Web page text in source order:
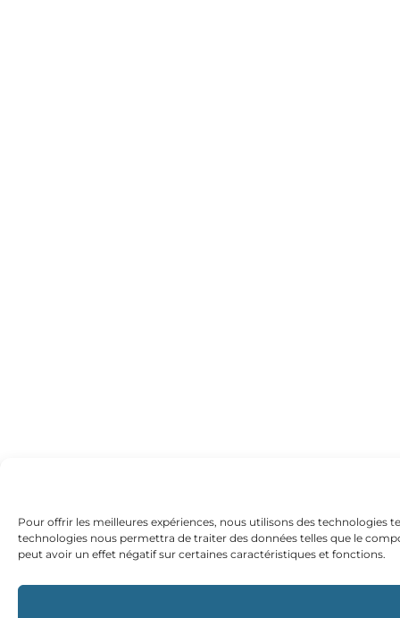
Pour offrir les meilleures expériences, nous utilisons des technologies
technologies nous permettra de traiter des données telles que le
peut avoir un effet négatif sur certaines caractéristiques et fonctions.